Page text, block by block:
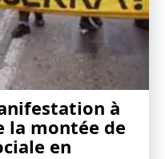
à
la montée de
en